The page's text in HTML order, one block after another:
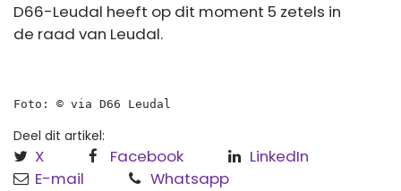
D66-Leudal heeft op dit moment 5 zetels in
de raad van Leudal.
Foto: © via D66 Leudal
Deel dit artikel:
X Facebook
LinkedIn
E-mail
Whatsapp